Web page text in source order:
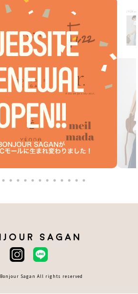
SAGAN
Sagan All rights reserved